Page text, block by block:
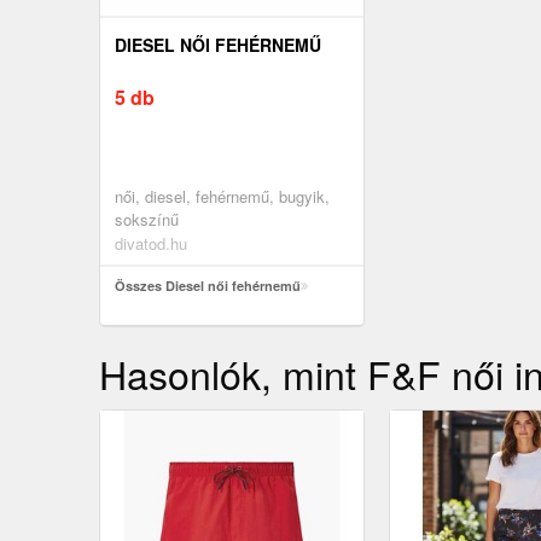
DIESEL NŐI FEHÉRNEMŰ
5 db
női, diesel, fehérnemű, bugyik,
sokszínű
divatod.hu
Összes Diesel női fehérnemű
Hasonlók, mint F&F női